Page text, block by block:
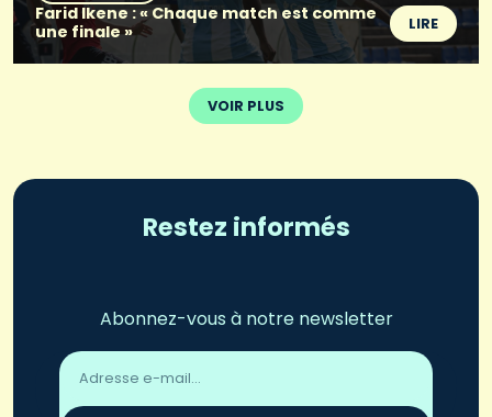
Farid Ikene : « Chaque match est comme
une finale »
LIRE
VOIR PLUS
Restez informés
Abonnez-vous à notre newsletter
Adresse
email